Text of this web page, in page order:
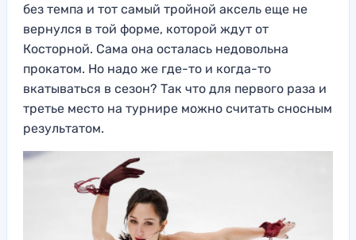
без темпа и тот самый тройной аксель еще не
вернулся в той форме, которой ждут от
Косторной. Сама она осталась недовольна
прокатом. Но надо же где-то и когда-то
вкатываться в сезон? Так что для первого раза и
третье место на турнире можно считать сносным
результатом.